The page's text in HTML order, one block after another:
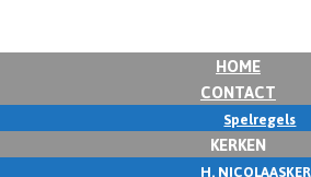
HOME
CONTACT
Spelregels
KERKEN
H.